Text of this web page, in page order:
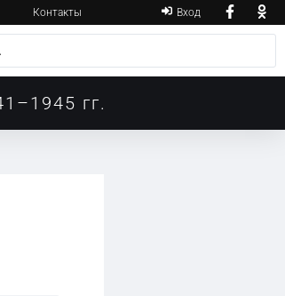
Контакты Вход
гг.